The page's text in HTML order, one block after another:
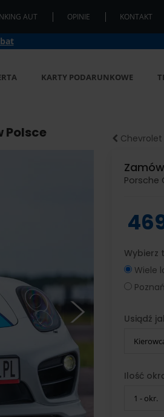
AUT OPINIE KONTAKT
KARTY PODARUNKOWE
Polsce Chevrolet
Porsche
Wybierz
Wiele
Usiądź
Ilość
1 - okr.